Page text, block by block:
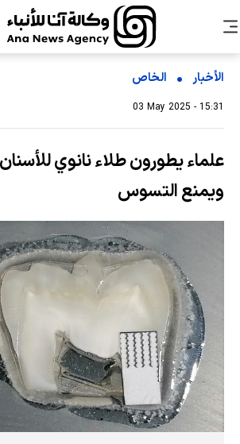
الأخبار الخاص
03 May 2025 - 15:31
علماء يطورون طلاء نانوي
ويمنع التسوس